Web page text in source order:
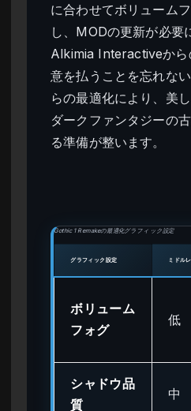
に合わせてボリューム
し、MODの更新が必要
Alkimia Interactiveから
意を払うことを忘れな
らの最適化により、美
ダークファンタジーの
る準備が整います。
Gothic 1 Remakeの最適化グラフィック設定
グラフィック設定 ミドル
ボリューム
フォグ
低
シャドウ品
質
中